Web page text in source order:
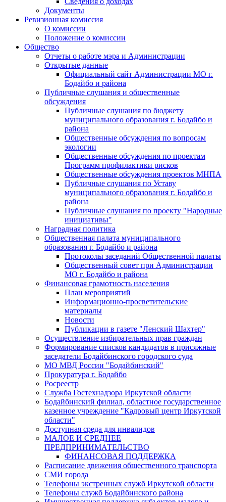
Документы
Ревизионная комиссия
О комиссии
Положение о комиссии
Общество
Отчеты о работе мэра и Администрации
Открытые данные
Официальный сайт Администрации МО г.
Бодайбо и района
Публичные слушания и общественные
обсуждения
Публичные слушания по бюджету
муниципального образования г. Бодайбо и
района
Общественные обсуждения по вопросам
экологии
Общественные обсуждения по проектам
Программ профилактики рисков
Общественные обсуждения проектов МНПА
Публичные слушания по Уставу
муниципального образования г. Бодайбо и
района
Публичные слушания по проекту "Народные
инициативы"
Наградная политика
Общественная палата муниципального
образования г. Бодайбо и района
Протоколы заседаний Общественной палаты
Общественный совет при Администрации
МО г. Бодайбо и района
Финансовая грамотность населения
План мероприятий
Информационно-просветительские
материалы
Новости
Публикации в газете "Ленский Шахтер"
Осуществление избирательных прав граждан
Формирование списков кандидатов в присяжные
заседатели Бодайбинского городского суда
МО МВД России "Бодайбинский"
Прокуратура г. Бодайбо
Росреестр
Служба Гостехнадзора Иркутской области
Бодайбинский филиал, областное государственное
казенное учреждение "Кадровый центр Иркутской
области"
Доступная среда для инвалидов
МАЛОЕ И СРЕДНЕЕ
ПРЕДПРИНИМАТЕЛЬСТВО
ФИНАНСОВАЯ ПОДДЕРЖКА
Расписание движения общественного транспорта
СМИ города
Телефоны экстренных служб Иркутской области
Телефоны служб Бодайбинского района